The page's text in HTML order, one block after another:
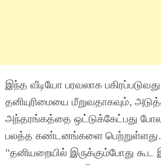
இந்த வீடியோ பரவலாக
தனியுரிமையை மீறுவதாகவும்,
அந்தரங்கத்தை ஒட்டுக்கேட்பது போல
பலத்த கண்டனங்களை பெற்றுள்ளது.
“தனியறையில் இருக்கும்போது